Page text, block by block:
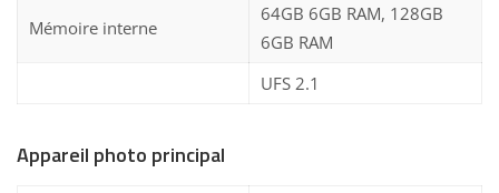
Mémoire interne
64GB 6GB RAM, 128GB
6GB RAM
UFS 2.1
Appareil photo principal